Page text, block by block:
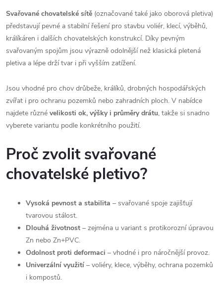
Svařované chovatelské sítě (označované také jako oborová pletiva)
představují pevné a stabilní řešení pro stavbu voliér, klecí, výběhů,
králíkáren i dalších chovatelských konstrukcí. Díky pevným
svařovaným spojům jsou výrazně odolnější než klasická pletená
pletiva a lépe drží tvar i při vyšším zatížení.
Jsou vhodné pro chov drůbeže, králíků, drobných hospodářských
zvířat i pro ochranu pozemků nebo zahradních ploch. V nabídce
najdete různé velikosti ok, výšky i průměry drátu, takže si snadno
vyberete variantu podle konkrétního použití.
Proč zvolit svařované
chovatelské pletivo?
Vysoká pevnost a stabilita – svařované spoje zajišťují
tvarovou stálost.
Dlouhá životnost – zejména u variant s protikorozní úpravou
Zn nebo Zn+PVC.
Odolnost proti deformaci – vhodné i pro náročnější provoz.
Univerzální využití – voliéry, klece, výběhy, ochrana pozemků
i kompostů.